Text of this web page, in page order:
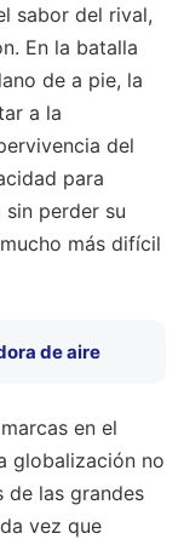
sabor del rival,
En la batalla
de a pie, la
a la
del
para
perder su
más difícil
de aire
en el
globalización no
de las grandes
vez que